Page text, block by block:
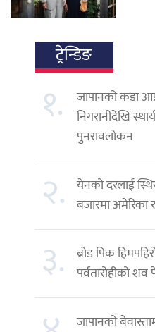
ट्रेन्डिङ
१.
जापानको कडा
निगरानीदेखि
पुनरावलोकन
२. येनको दरलाई
बजारमा अमेरिका
३.
ब्रोड पिक
पर्वतारोहीको
जापानको